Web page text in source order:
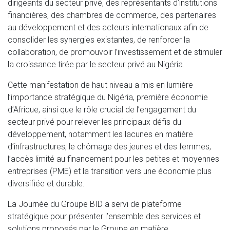
dirigeants du secteur privé, des représentants d’institutions
financières, des chambres de commerce, des partenaires
au développement et des acteurs internationaux afin de
consolider les synergies existantes, de renforcer la
collaboration, de promouvoir l’investissement et de stimuler
la croissance tirée par le secteur privé au Nigéria.
Cette manifestation de haut niveau a mis en lumière
l’importance stratégique du Nigéria, première économie
d’Afrique, ainsi que le rôle crucial de l’engagement du
secteur privé pour relever les principaux défis du
développement, notamment les lacunes en matière
d’infrastructures, le chômage des jeunes et des femmes,
l’accès limité au financement pour les petites et moyennes
entreprises (PME) et la transition vers une économie plus
diversifiée et durable.
La Journée du Groupe BID a servi de plateforme
stratégique pour présenter l’ensemble des services et